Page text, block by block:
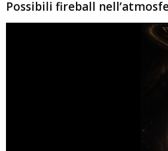
Possibili fireball